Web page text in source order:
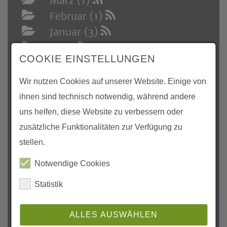
Februar (1)
Januar (3)
2024
Dezember (1)
November (3)
Oktober (1)
August (1)
Juli (3)
April (3)
Februar (2)
Januar (1)
2023
COOKIE EINSTELLUNGEN
Wir nutzen Cookies auf unserer Website. Einige von
ihnen sind technisch notwendig, während andere
uns helfen, diese Website zu verbessern oder
zusätzliche Funktionalitäten zur Verfügung zu
stellen.
Notwendige Cookies
Statistik
ALLES AUSWÄHLEN